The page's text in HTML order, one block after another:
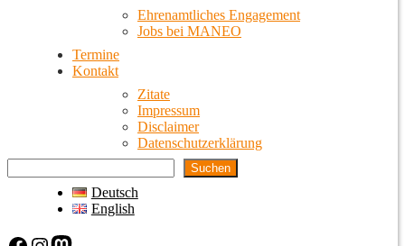
Ehrenamtliches Engagement
Jobs bei MANEO
Termine
Kontakt
Zitate
Impressum
Disclaimer
Datenschutzerklärung
Suchen
Deutsch
English